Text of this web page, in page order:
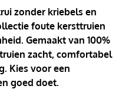
zonder kriebels en
foute kersttruien
Gemaakt van 100%
zacht, comfortabel
Kies voor een
goed doet.